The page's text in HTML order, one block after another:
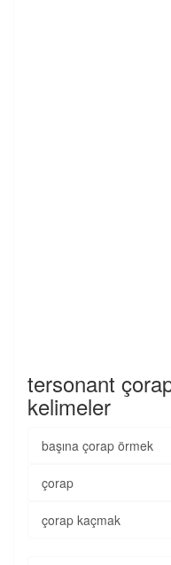
tersonant
kelimeler
başına çorap örmek
çorap
çorap kaçmak